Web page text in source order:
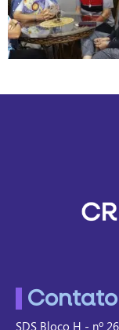
Contato
SDS Bloco H - nº